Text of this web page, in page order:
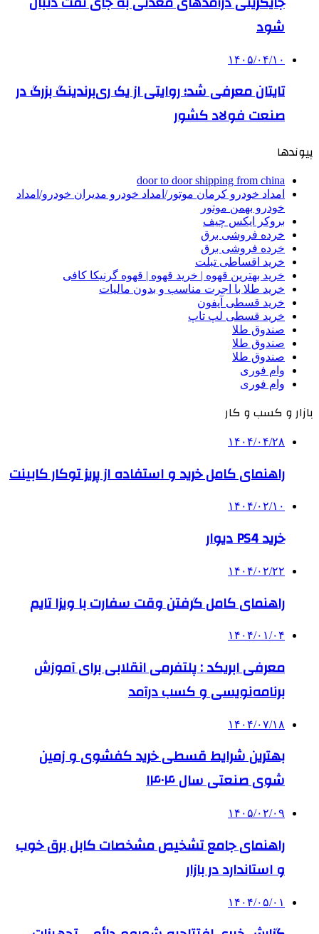
شود
۱۴۰۵/۰۴/۱۰
تایتان معرفی شد؛ روایتی از یک ری‌برندینگ بزرگ در
صنعت فولاد کشور
پیوندها
door to door shipping from china
امداد خودرو کرمان موتور/امداد خودرو مدیران خودرو/امداد
خودرو بهمن موتور
بروکر ایکس چیف
خرده فروشی برق
خرده فروشی برق
خرید اقساطی تبلت
خرید بهترین قهوه | خرید قهوه | قهوه گرنیکا کافی
خرید طلا با اجرت مناسب و بدون مالیات
خرید قسطی آیفون
خرید قسطی لپ تاپ
صندوق طلا
صندوق طلا
صندوق طلا
وام فوری
وام فوری
بازار و کسب و کار
۱۴۰۴/۰۴/۲۸
راهنمای کامل خرید و استفاده از پریز توکار کابینت
۱۴۰۴/۰۲/۱۰
خرید PS4 دیوار
۱۴۰۴/۰۲/۲۲
راهنمای کامل گرفتن وقت سفارت با ویزا تایم
۱۴۰۴/۰۱/۰۴
معرفی ابریکد : پلتفرمی انقلابی برای آموزش
برنامه‌نویسی و کسب درآمد
۱۴۰۴/۰۷/۱۸
بهترین شرایط قسطی خرید کفشوی و زمین
شوی صنعتی سال ۱۴۰۴
۱۴۰۵/۰۲/۰۹
راهنمای جامع تشخیص مشخصات کابل برق خوب
و استاندارد در بازار
۱۴۰۴/۰۵/۰۱